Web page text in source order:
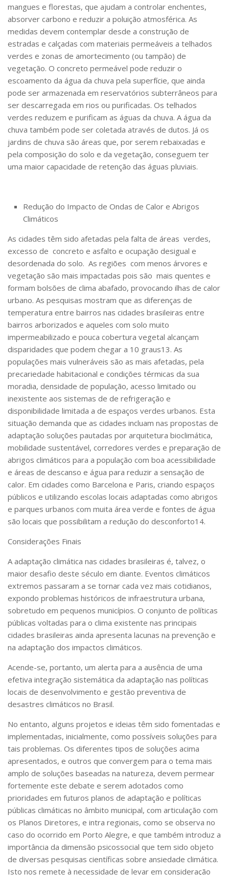
mangues e florestas, que ajudam a controlar enchentes,
absorver carbono e reduzir a poluição atmosférica. As
medidas devem contemplar desde a construção de
estradas e calçadas com materiais permeáveis a telhados
verdes e zonas de amortecimento (ou tampão) de
vegetação. O concreto permeável pode reduzir o
escoamento da água da chuva pela superfície, que ainda
pode ser armazenada em reservatórios subterrâneos para
ser descarregada em rios ou purificadas. Os telhados
verdes reduzem e purificam as águas da chuva. A água da
chuva também pode ser coletada através de dutos. Já os
jardins de chuva são áreas que, por serem rebaixadas e
pela composição do solo e da vegetação, conseguem ter
uma maior capacidade de retenção das águas pluviais.
Redução do Impacto de Ondas de Calor e Abrigos
Climáticos
As cidades têm sido afetadas pela falta de áreas verdes,
excesso de concreto e asfalto e ocupação desigual e
desordenada do solo. As regiões com menos árvores e
vegetação são mais impactadas pois são mais quentes e
formam bolsões de clima abafado, provocando ilhas de calor
urbano. As pesquisas mostram que as diferenças de
temperatura entre bairros nas cidades brasileiras entre
bairros arborizados e aqueles com solo muito
impermeabilizado e pouca cobertura vegetal alcançam
disparidades que podem chegar a 10 graus13. As
populações mais vulneráveis são as mais afetadas, pela
precariedade habitacional e condições térmicas da sua
moradia, densidade de população, acesso limitado ou
inexistente aos sistemas de de refrigeração e
disponibilidade limitada a de espaços verdes urbanos. Esta
situação demanda que as cidades incluam nas propostas de
adaptação soluções pautadas por arquitetura bioclimática,
mobilidade sustentável, corredores verdes e preparação de
abrigos climáticos para a população com boa acessibilidade
e áreas de descanso e água para reduzir a sensação de
calor. Em cidades como Barcelona e Paris, criando espaços
públicos e utilizando escolas locais adaptadas como abrigos
e parques urbanos com muita área verde e fontes de água
são locais que possibilitam a redução do desconforto14.
Considerações Finais
A adaptação climática nas cidades brasileiras é, talvez, o
maior desafio deste século em diante. Eventos climáticos
extremos passaram a se tornar cada vez mais cotidianos,
expondo problemas históricos de infraestrutura urbana,
sobretudo em pequenos municípios. O conjunto de políticas
públicas voltadas para o clima existente nas principais
cidades brasileiras ainda apresenta lacunas na prevenção e
na adaptação dos impactos climáticos.
Acende-se, portanto, um alerta para a ausência de uma
efetiva integração sistemática da adaptação nas políticas
locais de desenvolvimento e gestão preventiva de
desastres climáticos no Brasil.
No entanto, alguns projetos e ideias têm sido fomentadas e
implementadas, inicialmente, como possíveis soluções para
tais problemas. Os diferentes tipos de soluções acima
apresentados, e outros que convergem para o tema mais
amplo de soluções baseadas na natureza, devem permear
fortemente este debate e serem adotados como
prioridades em futuros planos de adaptação e políticas
públicas climáticas no âmbito municipal, com articulação com
os Planos Diretores, e intra regionais, como se observa no
caso do ocorrido em Porto Alegre, e que também introduz a
importância da dimensão psicossocial que tem sido objeto
de diversas pesquisas científicas sobre ansiedade climática.
Isto nos remete à necessidade de levar em consideração